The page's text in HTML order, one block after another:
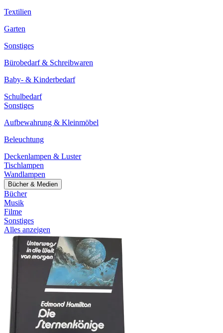
Textilien
Garten
Sonstiges
Bürobedarf & Schreibwaren
Baby- & Kinderbedarf
Schulbedarf
Sonstiges
Aufbewahrung & Kleinmöbel
Beleuchtung
Deckenlampen & Luster
Tischlampen
Wandlampen
Bücher & Medien
Bücher
Musik
Filme
Sonstiges
Alles anzeigen